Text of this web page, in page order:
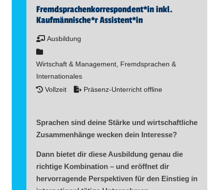
Fremd­sprachen­korre­spon­dent​*ininkl.
Kaufmännische*r Assistent​*in
Ausbildung
Wirtschaft & Management, Fremdsprachen &
Internationales
Vollzeit
Präsenz-Unterricht offline
Sprachen sind deine Stärke und wirtschaftliche
Zusammenhänge wecken dein Interesse?
Dann bietet dir diese Ausbildung genau die
richtige Kombination – und eröffnet dir
hervorragende Perspektiven für den Einstieg in